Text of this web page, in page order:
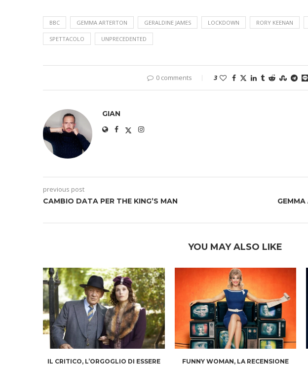
BBC GEMMA ARTERTON GERALDINE JAMES LOCKDOWN RORY KEENAN
SPETTACOLO UNPRECEDENTED
0 comments 3
GIAN
previous post
CAMBIO DATA PER THE KING’S MAN
YOU MAY ALSO LIKE
IL CRITICO, L’ORGOGLIO DI ESSERE FUNNY WOMAN, LA RECENSIONE